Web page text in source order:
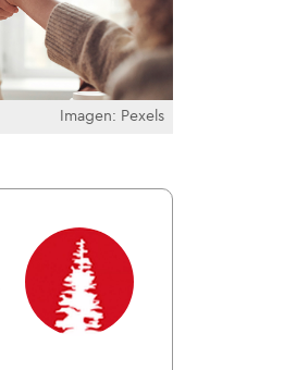
Imagen: Pexels